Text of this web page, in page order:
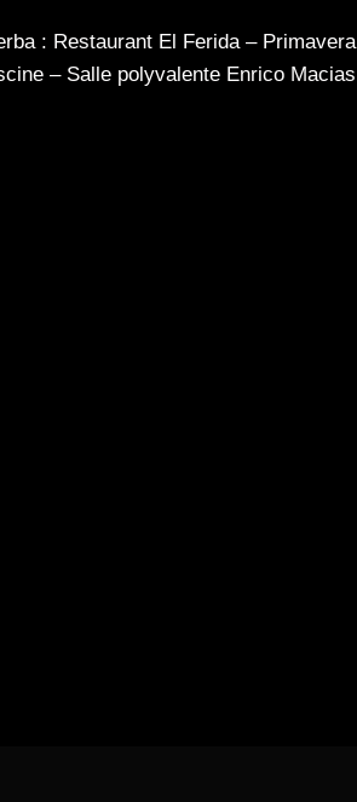
: Restaurant El Ferida – Primavera
– Salle polyvalente Enrico Macias